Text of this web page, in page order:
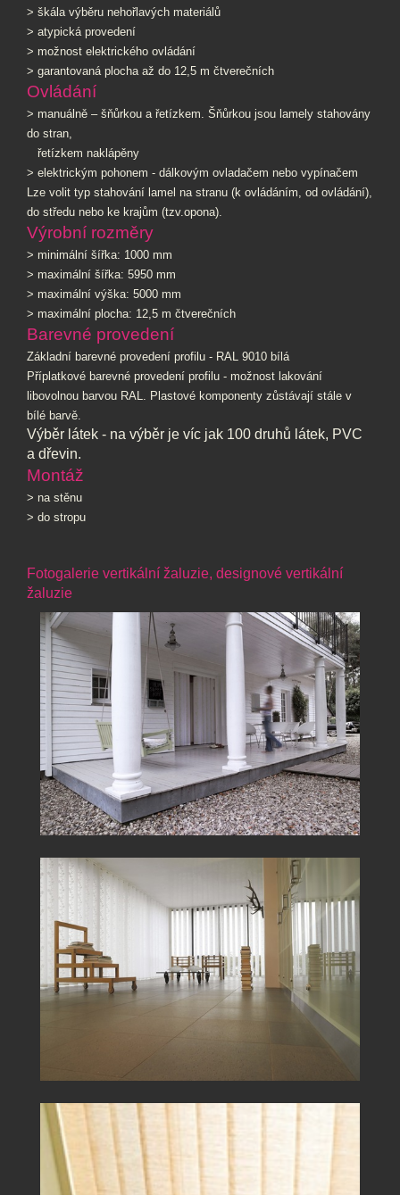
> škála výběru nehořlavých materiálů
> atypická provedení
> možnost elektrického ovládání
> garantovaná plocha až do 12,5 m čtverečních
Ovládání
> manuálně – šňůrkou a řetízkem. Šňůrkou jsou lamely stahovány
do stran,
řetízkem naklápěny
> elektrickým pohonem - dálkovým ovladačem nebo vypínačem
Lze volit typ stahování lamel na stranu (k ovládáním, od ovládání),
do středu nebo ke krajům (tzv.opona).
Výrobní rozměry
> minimální šířka: 1000 mm
> maximální šířka: 5950 mm
> maximální výška: 5000 mm
> maximální plocha: 12,5 m čtverečních
Barevné provedení
Základní barevné provedení profilu - RAL 9010 bílá
Příplatkové barevné provedení profilu - možnost lakování
libovolnou barvou RAL. Plastové komponenty zůstávají stále v
bílé barvě.
Výběr látek - na výběr je víc jak 100 druhů látek, PVC
a dřevin.
Montáž
> na stěnu
> do stropu
Fotogalerie vertikální žaluzie, designové vertikální
žaluzie